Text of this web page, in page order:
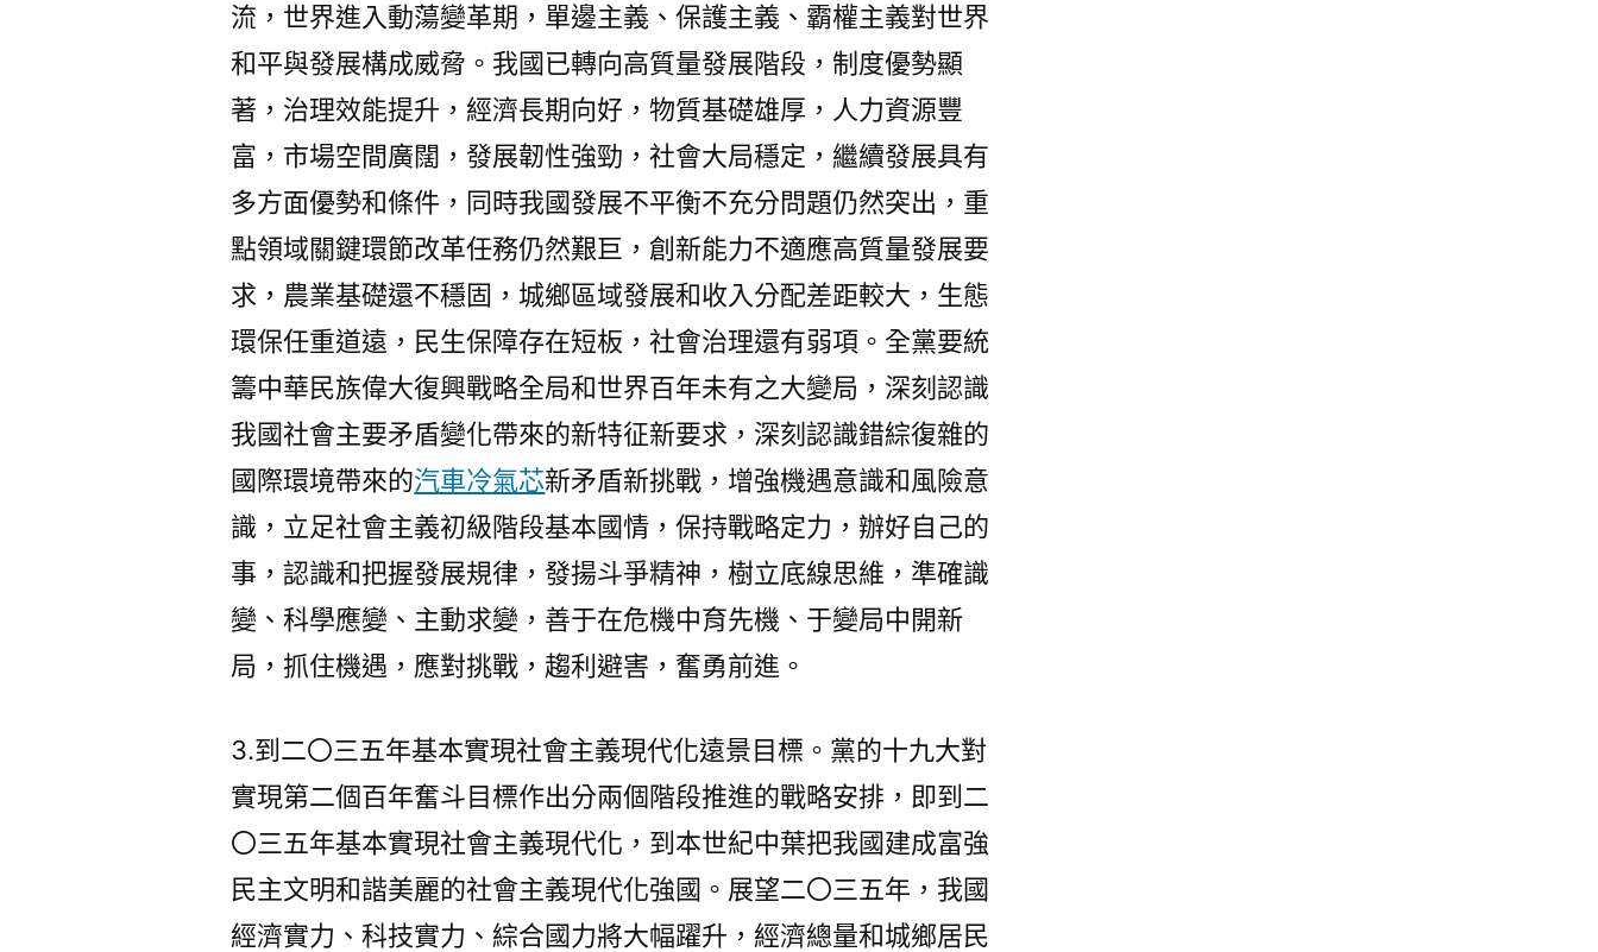
流，世界進入動蕩變革期，單邊主義、保護主義、霸權主義對世界
和平與發展構成威脅。我國已轉向高質量發展階段，制度優勢顯
著，治理效能提升，經濟長期向好，物質基礎雄厚，人力資源豐
富，市場空間廣闊，發展韌性強勁，社會大局穩定，繼續發展具有
多方面優勢和條件，同時我國發展不平衡不充分問題仍然突出，重
點領域關鍵環節改革任務仍然艱巨，創新能力不適應高質量發展要
求，農業基礎還不穩固，城鄉區域發展和收入分配差距較大，生態
環保任重道遠，民生保障存在短板，社會治理還有弱項。全黨要統
籌中華民族偉大復興戰略全局和世界百年未有之大變局，深刻認識
我國社會主要矛盾變化帶來的新特征新要求，深刻認識錯綜復雜的
國際環境帶來的汽車冷氣芯新矛盾新挑戰，增強機遇意識和風險意
識，立足社會主義初級階段基本國情，保持戰略定力，辦好自己的
事，認識和把握發展規律，發揚斗爭精神，樹立底線思維，準確識
變、科學應變、主動求變，善于在危機中育先機、于變局中開新
局，抓住機遇，應對挑戰，趨利避害，奮勇前進。
3.到二〇三五年基本實現社會主義現代化遠景目標。黨的十九大對
實現第二個百年奮斗目標作出分兩個階段推進的戰略安排，即到二
〇三五年基本實現社會主義現代化，到本世紀中葉把我國建成富強
民主文明和諧美麗的社會主義現代化強國。展望二〇三五年，我國
經濟實力、科技實力、綜合國力將大幅躍升，經濟總量和城鄉居民